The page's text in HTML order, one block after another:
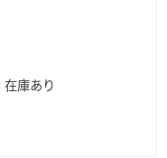
在庫あり